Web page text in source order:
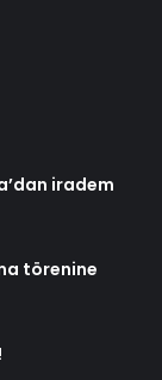
iradem
törenine